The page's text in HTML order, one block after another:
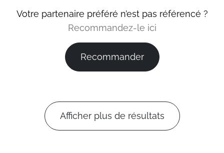
Votre partenaire préféré n’est pas référencé ?
Recommandez-le ici
Recommander
Afficher plus de résultats